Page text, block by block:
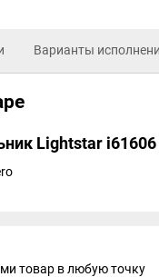
Варианты
Lightstar i61606
товар в любую точку